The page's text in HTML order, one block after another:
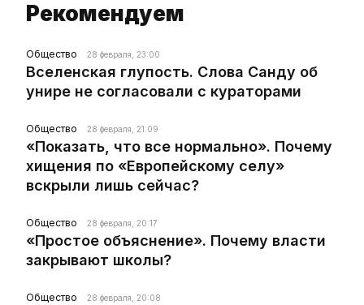
Рекомендуем
Общество 28 февраля, 23:00
Вселенская глупость. Слова Санду об
унире не согласовали с кураторами
Общество 28 февраля, 21:09
«Показать, что все нормально». Почему
хищения по «Европейскому селу»
вскрыли лишь сейчас?
Общество 28 февраля, 20:17
«Простое объяснение». Почему власти
закрывают школы?
Общество 28 февраля, 20:08